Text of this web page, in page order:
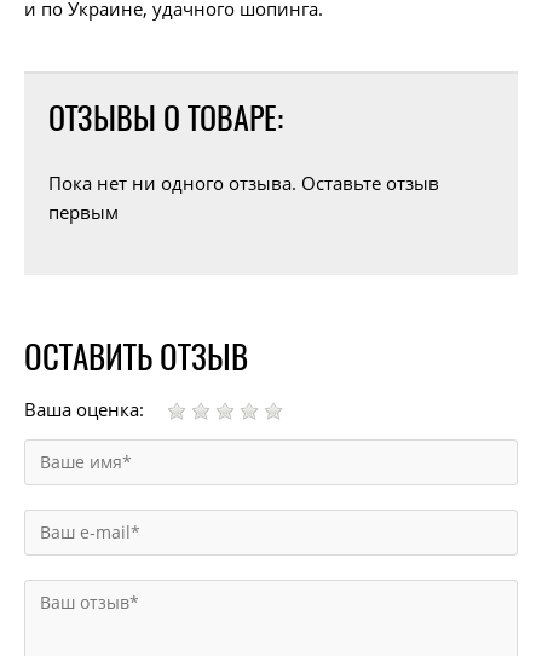
и по Украине, удачного шопинга.
ОТЗЫВЫ О ТОВАРЕ:
Пока нет ни одного отзыва. Оставьте отзыв
первым
ОСТАВИТЬ ОТЗЫВ
Ваша оценка: